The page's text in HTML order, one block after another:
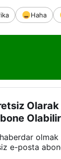
Haha
Olarak
olmak
e-posta